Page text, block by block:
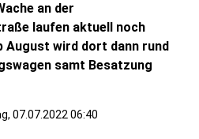
an der
laufen aktuell noch
August wird dort dann rund
samt Besatzung
07.07.2022 06:40